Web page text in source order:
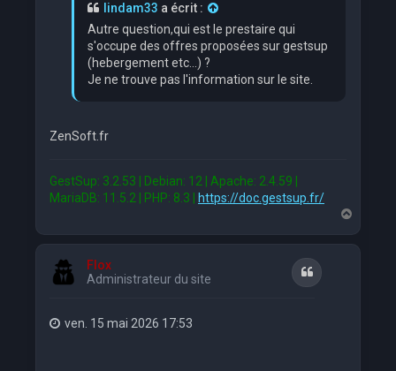
lindam33 a écrit :
Autre question,qui est le prestaire qui
s'occupe des offres proposées sur gestsup
(hebergement etc...) ?
Je ne trouve pas l'information sur le site.
ZenSoft.fr
GestSup: 3.2.53 | Debian: 12 | Apache: 2.4.59 |
MariaDB: 11.5.2 | PHP: 8.3 |
https://doc.gestsup.fr/
a
Flox
Administrateur du site
Citation
ven. 15 mai 2026 17:53